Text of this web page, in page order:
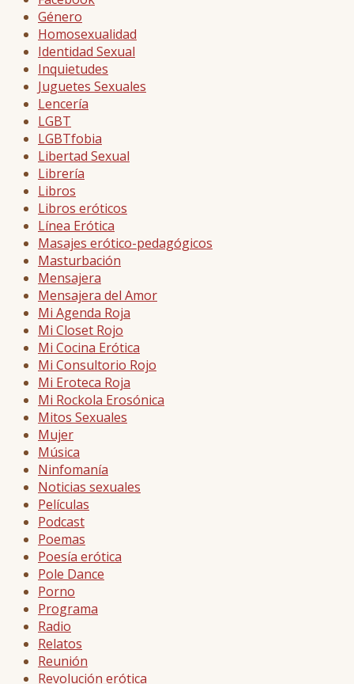
Género
Homosexualidad
Identidad Sexual
Inquietudes
Juguetes Sexuales
Lencería
LGBT
LGBTfobia
Libertad Sexual
Librería
Libros
Libros eróticos
Línea Erótica
Masajes erótico-pedagógicos
Masturbación
Mensajera
Mensajera del Amor
Mi Agenda Roja
Mi Closet Rojo
Mi Cocina Erótica
Mi Consultorio Rojo
Mi Eroteca Roja
Mi Rockola Erosónica
Mitos Sexuales
Mujer
Música
Ninfomanía
Noticias sexuales
Películas
Podcast
Poemas
Poesía erótica
Pole Dance
Porno
Programa
Radio
Relatos
Reunión
Revolución erótica